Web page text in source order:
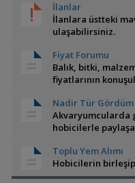
İlanlar
İlanlara üstteki
ulaşabilirsiniz.
Fiyat Forumu
Balık, bitki,
fiyatlarının
Nadir Tür Gördüm
Akvaryumcularda
hobicilerle
Toplu Yem Alımı
Hobicilerin birleşip